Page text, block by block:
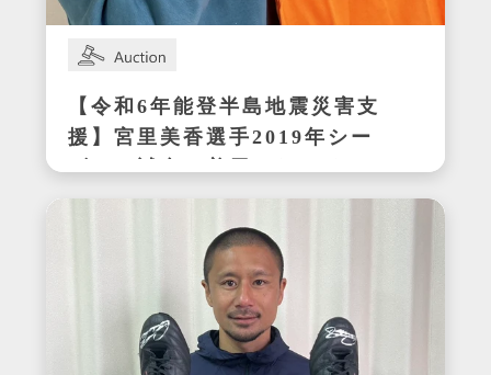
【令和6年能登半島地震災害支
援】宮里美香選手2019年シー
ズンの試合で着用したサイン
入りウェア